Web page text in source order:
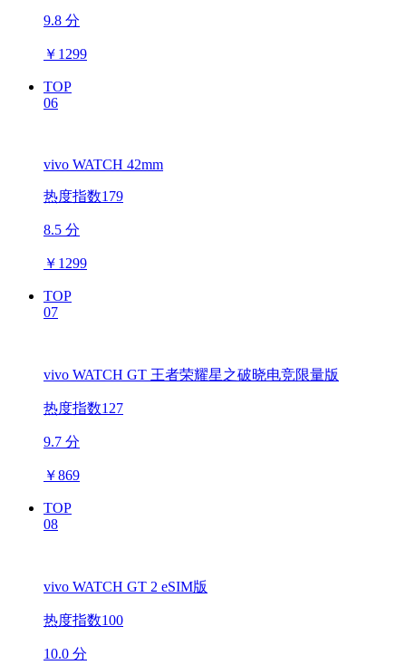
9.8 分
￥ 1299
TOP
06
vivo WATCH 42mm
热度指数179
8.5 分
￥ 1299
TOP
07
vivo WATCH GT 王者荣耀星之破晓电竞限量版
热度指数127
9.7 分
￥869
TOP
08
vivo WATCH GT 2 eSIM版
热度指数100
10.0 分